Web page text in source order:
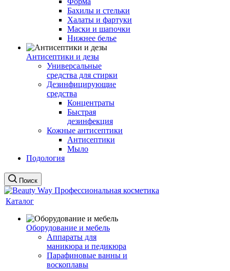
Бахилы и стельки
Халаты и фартуки
Маски и шапочки
Нижнее белье
Антисептики и дезы
Универсальные
средства для стирки
Дезинфицирующие
средства
Концентраты
Быстрая
дезинфекция
Кожные антисептики
Антисептики
Мыло
Подология
Поиск
Каталог
Оборудование и мебель
Аппараты для
маникюра и педикюра
Парафиновые ванны и
воскоплавы